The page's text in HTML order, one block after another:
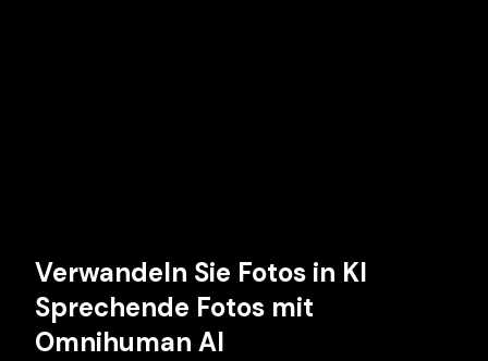
Verwandeln Sie Fotos in KI
Sprechende Fotos mit
Omnihuman AI